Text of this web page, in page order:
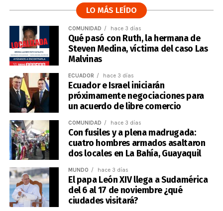
LO MÁS LEÍDO
COMUNIDAD hace 3 días
Qué pasó con Ruth, la hermana de
Steven Medina, víctima del caso Las
Malvinas
ECUADOR hace 3 días
Ecuador e Israel iniciarán
próximamente negociaciones para
un acuerdo de libre comercio
COMUNIDAD hace 3 días
Con fusiles y a plena madrugada:
cuatro hombres armados asaltaron
dos locales en La Bahía, Guayaquil
MUNDO hace 3 días
El papa León XIV llega a Sudamérica
del 6 al 17 de noviembre ¿qué
ciudades visitará?